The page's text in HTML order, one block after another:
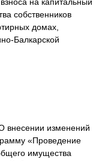
собственников
домах,
Балкарской
внесении изменений
«Проведение
имущества